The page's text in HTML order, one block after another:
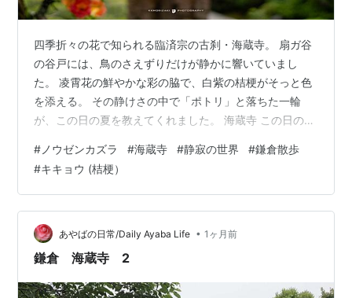
四季折々の花で知られる臨済宗の古刹・海蔵寺。 扇ガ谷
の谷戸には、鳥のさえずりだけが静かに響いていまし
た。 凌霄花の鮮やかな彩の脇で、白紫の桔梗がそっと色
を添える。 その静けさの中で「ポトリ」と落ちた一輪
が、この日の夏を教えてくれました。 海蔵寺 この日の撮
ソニーEマウント用 （Model A075S） タムロン
(TAMRON) Amazon ブロトピ：今日の写真日記 仲間と運
営中のFacebookページ 【みんなの“鎌倉への付箋”】もご
覧下さい。 ランキング参加中写真・カメラ ランキング参
加中デジイチ（デジタ…
# ノウゼンカズラ #海蔵寺 #静寂の世界 #鎌倉散歩
#キキョウ (桔梗）
あやばの日常/Daily Ayaba Life • 1ヶ月前
鎌倉 海蔵寺 2